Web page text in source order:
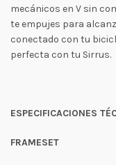
mecánicos en V sin
te empujes para
conectado con tu
perfecta con tu Sirrus.
ESPECIFICACIONES
FRAMESET